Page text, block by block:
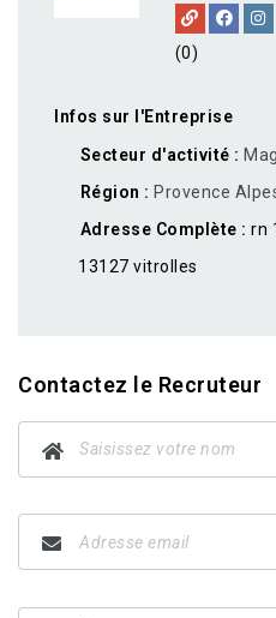
(0)
Infos sur l'Entreprise
Secteur d'activité
Région
Provence
Adresse Complète
rn
13127 vitrolles
Contactez le Recruteur